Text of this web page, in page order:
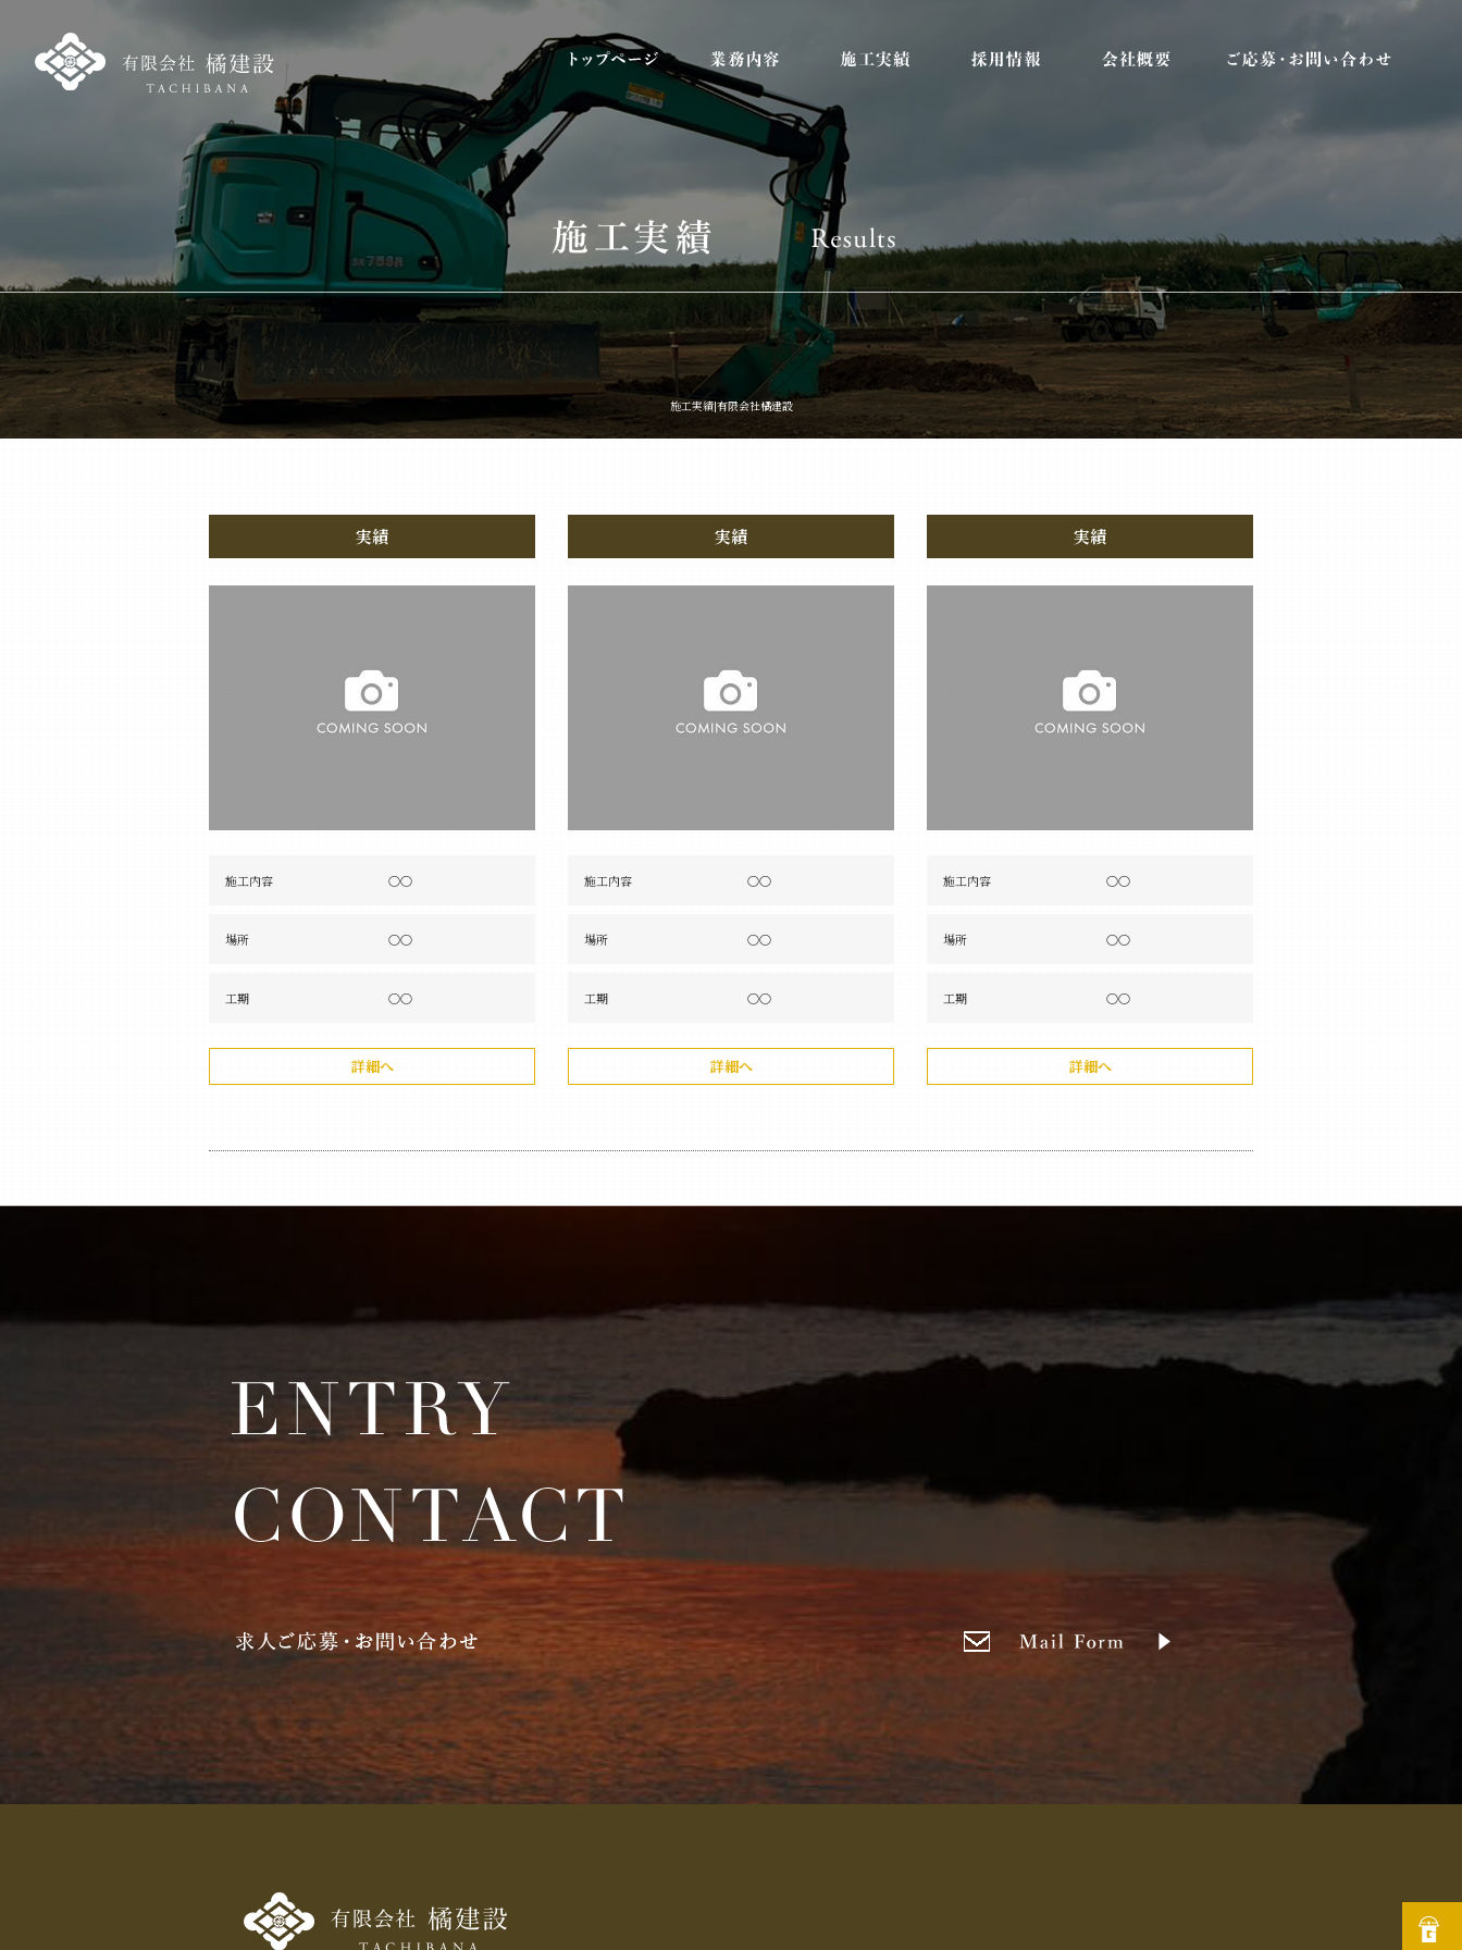
施工実績|有限会社橘建設
実績
施工内容 〇〇
場所 〇〇
工期 〇〇
詳細へ
実績
施工内容 〇〇
場所 〇〇
工期 〇〇
詳細へ
実績
施工内容 〇〇
場所 〇〇
工期 〇〇
詳細へ